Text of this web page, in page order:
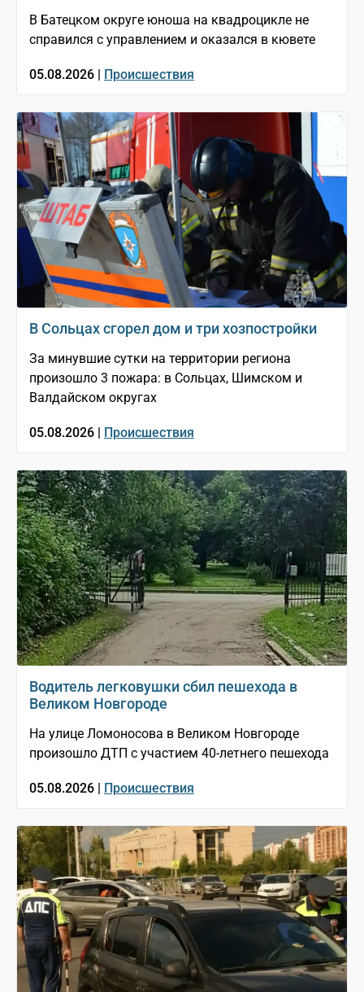
В Батецком округе юноша на квадроцикле не
справился с управлением и оказался в кювете
05.08.2026 | Происшествия
В Сольцах сгорел дом и три хозпостройки
За минувшие сутки на территории региона
произошло 3 пожара: в Сольцах, Шимском и
Валдайском округах
05.08.2026 | Происшествия
Водитель легковушки сбил пешехода в
Великом Новгороде
На улице Ломоносова в Великом Новгороде
произошло ДТП с участием 40-летнего пешехода
05.08.2026 | Происшествия